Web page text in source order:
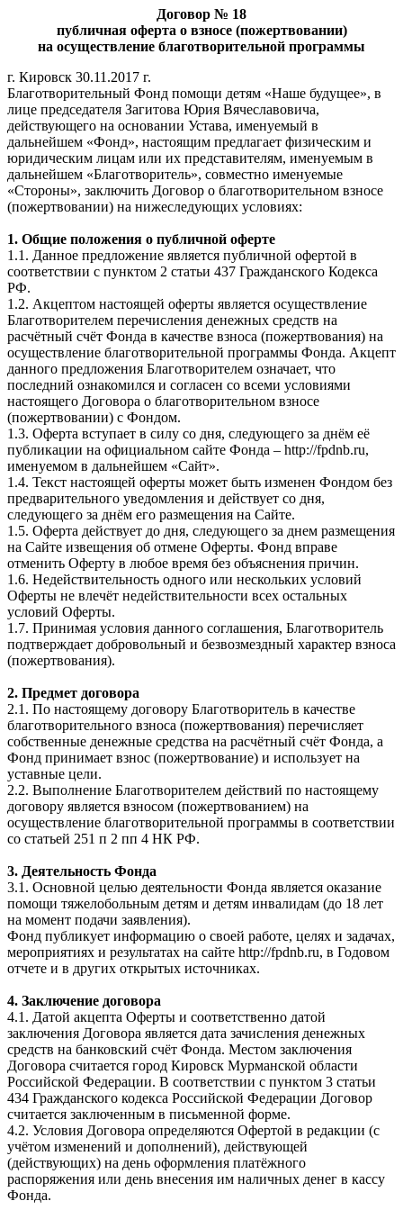
Договор № 18
публичная оферта о взносе (пожертвовании)
на осуществление благотворительной программы
г. Кировск 30.11.2017 г.
Благотворительный Фонд помощи детям «Наше будущее», в
лице председателя Загитова Юрия Вячеславовича,
действующего на основании Устава, именуемый в
дальнейшем «Фонд», настоящим предлагает физическим и
юридическим лицам или их представителям, именуемым в
дальнейшем «Благотворитель», совместно именуемые
«Стороны», заключить Договор о благотворительном взносе
(пожертвовании) на нижеследующих условиях:
1. Общие положения о публичной оферте
1.1. Данное предложение является публичной офертой в
соответствии с пунктом 2 статьи 437 Гражданского Кодекса
РФ.
1.2. Акцептом настоящей оферты является осуществление
Благотворителем перечисления денежных средств на
расчётный счёт Фонда в качестве взноса (пожертвования) на
осуществление благотворительной программы Фонда. Акцепт
данного предложения Благотворителем означает, что
последний ознакомился и согласен со всеми условиями
настоящего Договора о благотворительном взносе
(пожертвовании) с Фондом.
1.3. Оферта вступает в силу со дня, следующего за днём её
публикации на официальном сайте Фонда – http://fpdnb.ru,
именуемом в дальнейшем «Сайт».
1.4. Текст настоящей оферты может быть изменен Фондом без
предварительного уведомления и действует со дня,
следующего за днём его размещения на Сайте.
1.5. Оферта действует до дня, следующего за днем размещения
на Сайте извещения об отмене Оферты. Фонд вправе
отменить Оферту в любое время без объяснения причин.
1.6. Недействительность одного или нескольких условий
Оферты не влечёт недействительности всех остальных
условий Оферты.
1.7. Принимая условия данного соглашения, Благотворитель
подтверждает добровольный и безвозмездный характер взноса
(пожертвования).
2. Предмет договора
2.1. По настоящему договору Благотворитель в качестве
благотворительного взноса (пожертвования) перечисляет
собственные денежные средства на расчётный счёт Фонда, а
Фонд принимает взнос (пожертвование) и использует на
уставные цели.
2.2. Выполнение Благотворителем действий по настоящему
договору является взносом (пожертвованием) на
осуществление благотворительной программы в соответствии
со статьей 251 п 2 пп 4 НК РФ.
3. Деятельность Фонда
3.1. Основной целью деятельности Фонда является оказание
помощи тяжелобольным детям и детям инвалидам (до 18 лет
на момент подачи заявления).
Фонд публикует информацию о своей работе, целях и задачах,
мероприятиях и результатах на сайте http://fpdnb.ru, в Годовом
отчете и в других открытых источниках.
4. Заключение договора
4.1. Датой акцепта Оферты и соответственно датой
заключения Договора является дата зачисления денежных
средств на банковский счёт Фонда. Местом заключения
Договора считается город Кировск Мурманской области
Российской Федерации. В соответствии с пунктом 3 статьи
434 Гражданского кодекса Российской Федерации Договор
считается заключенным в письменной форме.
4.2. Условия Договора определяются Офертой в редакции (с
учётом изменений и дополнений), действующей
(действующих) на день оформления платёжного
распоряжения или день внесения им наличных денег в кассу
Фонда.